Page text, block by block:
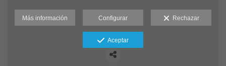
Más información Configurar Rechazar
Aceptar